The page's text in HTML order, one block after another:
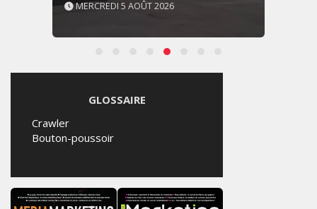
MERCREDI 5 AOÛT 2026
GLOSSAIRE
Crawler
Bouton-poussoir